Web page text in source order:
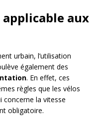
aux
urbain, l’utilisation
également des
. En effet, ces
règles que les vélos
la vitesse
obligatoire.